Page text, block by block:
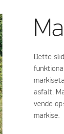
Dette
asfalt.
vende
markise.